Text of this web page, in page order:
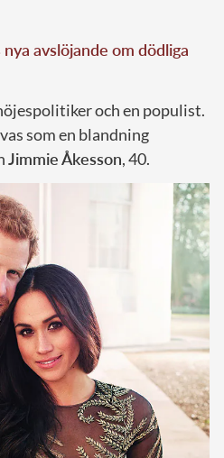
avslöjande om dödliga
och en populist.
som en blandning
JimmieÅkesson, 40.